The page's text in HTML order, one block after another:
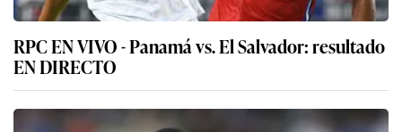
RPC EN VIVO - Panamá vs. El Salvador: resultado
EN DIRECTO